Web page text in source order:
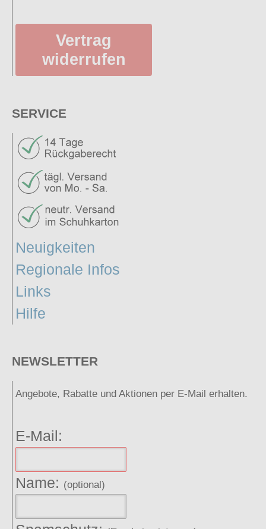
Vertrag
widerrufen
SERVICE
Neuigkeiten
Regionale Infos
Links
Hilfe
NEWSLETTER
Angebote, Rabatte und Aktionen per E-Mail erhalten.
E-Mail:
Name: (optional)